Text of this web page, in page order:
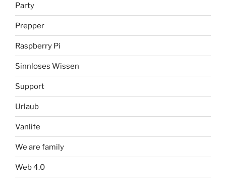
Party
Prepper
Raspberry Pi
Sinnloses Wissen
Support
Urlaub
Vanlife
We are family
Web 4.0